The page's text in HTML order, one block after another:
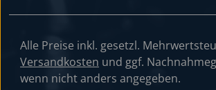
Alle Preise inkl. gesetzl.
Versandkosten und ggf.
wenn nicht anders angegeben.